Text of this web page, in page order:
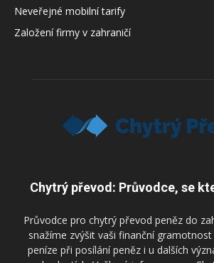
Neveřejné mobilní tarify
Založení firmy v zahraničí
Chytrý převod: Průvodce, se
Průvodce pro chytrý převod peněz do
snažíme zvýšit vaši finanční
peníze při posílání peněz i u dalších